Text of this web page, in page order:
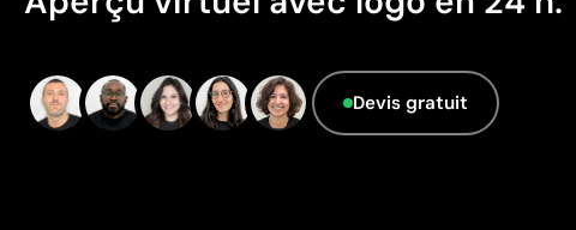
Devis gratuit